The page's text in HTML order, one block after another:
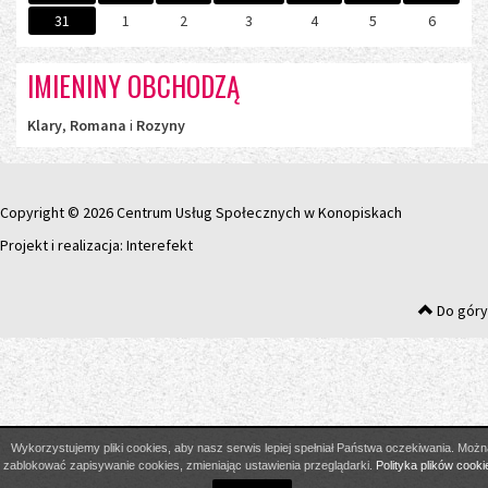
31
1 2 3 4 5 6
IMIENINY OBCHODZĄ
Klary, Romana i Rozyny
Copyright © 2026 Centrum Usług Społecznych w Konopiskach
Projekt i realizacja: Interefekt
Do góry
Wykorzystujemy pliki cookies, aby nasz serwis lepiej spełniał Państwa oczekiwania.
zablokować zapisywanie cookies, zmieniając ustawienia przeglądarki. Polityka plików